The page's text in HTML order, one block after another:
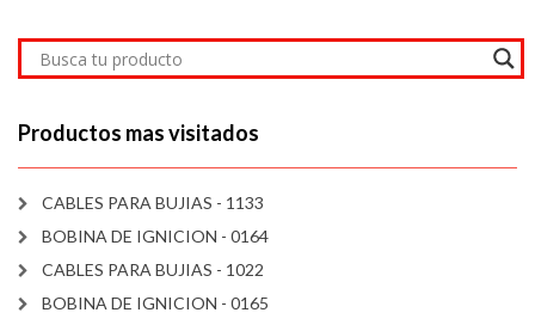
Productos mas visitados
CABLES PARA BUJIAS - 1133
BOBINA DE IGNICION - 0164
CABLES PARA BUJIAS - 1022
BOBINA DE IGNICION - 0165